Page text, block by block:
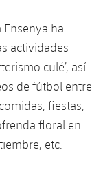
Ensenya ha
actividades
culé’, así
de fútbol entre
fiestas,
floral en
etc.